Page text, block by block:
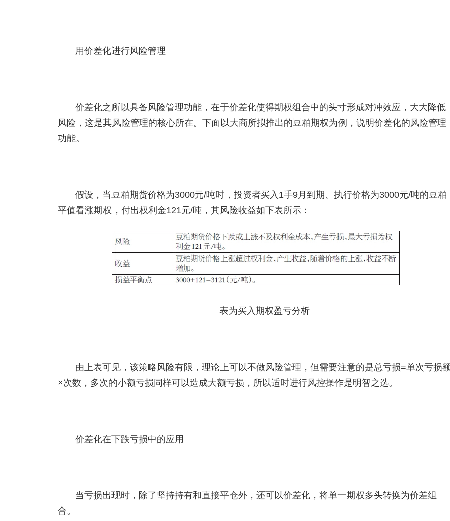
用价差化进行风险管理
价差化之所以具备风险管理功能，在于价差化使得期权组合中的头寸形成对冲效应，大大降低
风险，这是其风险管理的核心所在。下面以大商所拟推出的豆粕期权为例，说明价差化的风险管理
功能。
假设，当豆粕期货价格为3000元/吨时，投资者买入1手9月到期、执行价格为3000元/吨的豆粕
平值看涨期权，付出权利金121元/吨，其风险收益如下表所示：
表为买入期权盈亏分析
由上表可见，该策略风险有限，理论上可以不做风险管理，但需要注意的是总亏损=单次亏损
×次数，多次的小额亏损同样可以造成大额亏损，所以适时进行风控操作是明智之选。
价差化在下跌亏损中的应用
当亏损出现时，除了坚持持有和直接平仓外，还可以价差化，将单一期权多头转换为价差组
合。